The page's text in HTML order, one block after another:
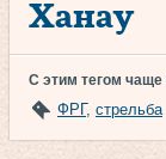
Ханау
С этим тегом чаще
ФРГ, стрельба